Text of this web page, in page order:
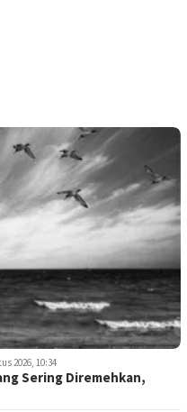
2026, 10:34
Sering Diremehkan,